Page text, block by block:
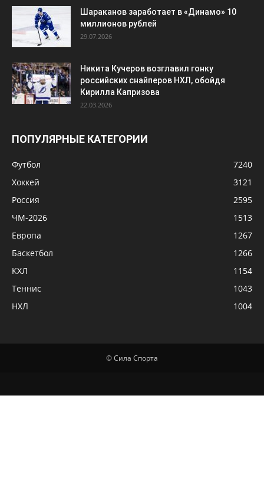
Шараканов заработает в «Динамо» 10
миллионов рублей
29.07.2026
Никита Кучеров возглавил гонку
российских снайперов НХЛ, обойдя
Кирилла Капризова
22.03.2026
ПОПУЛЯРНЫЕ КАТЕГОРИИ
Футбол
7240
Хоккей
3121
Россия
2595
ЧМ-2026
1513
Европа
1267
Баскетбол
1266
КХЛ
1154
Теннис
1043
НХЛ
1004
© Сила Спорта